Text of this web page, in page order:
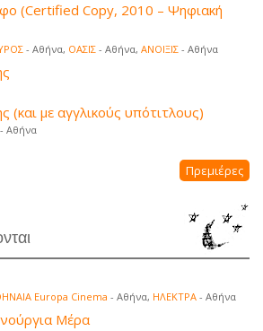
(Certified Copy, 2010 – Ψηφιακή
- Αθήνα, ΟΑΣΙΣ - Αθήνα, ΑΝΟΙΞΙΣ - Αθήνα
με αγγλικούς υπότιτλους)
- Αθήνα
Πρεμιέρες
Europa Cinema - Αθήνα, ΗΛΕΚΤΡΑ - Αθήνα
Μέρα